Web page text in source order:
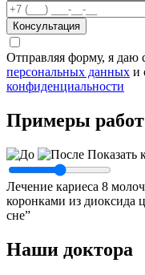
Консультация
Отправляя форму, я даю
персональных данных и
конфиденциальности
Примеры работ
Показать
Лечение кариеса 8
коронками из диоксида
сне”
Наши доктора